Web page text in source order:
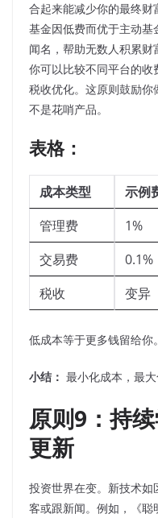
合起来能减少你的最终
基金因低费而优于主动基
闻名，帮助无数人积累财
你可以比较不同平台的
税收优化。这原则鼓励
不是花哨产品。
表格：
成本类型 示例
管理费
1%
交易费
0.1%
税收
变异
低成本等于更多钱留给你
小结： 最小化成本，最大
原则9：持
更新
投资世界在变。新技术
客或跟新闻。例如，《聪